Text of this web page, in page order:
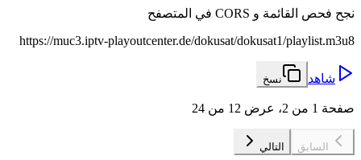
نجح فحص القائمة و CORS في المتصفح
https://muc3.iptv-playoutcenter.de/dokusat/dokusat1/playlist.m3u8
شاهد نسخ
صفحة 1 من 2، عرض 12 من 24
السابق التالي